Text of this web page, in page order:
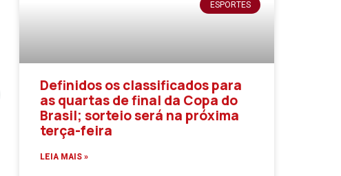
ESPORTES
Definidos os classificados para
as quartas de final da Copa do
Brasil; sorteio será na próxima
terça-feira
LEIA MAIS »